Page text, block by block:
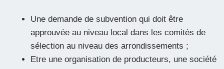
Une demande de subvention qui doit être
approuvée au niveau local dans les comités de
sélection au niveau des arrondissements ;
Etre une organisation de producteurs, une société